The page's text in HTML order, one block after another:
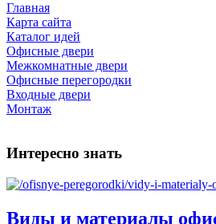
Главная
Карта сайта
Каталог идей
Офисные двери
Межкомнатные двери
Офисные перегородки
Входные двери
Монтаж
Интересно знать
Виды и материалы